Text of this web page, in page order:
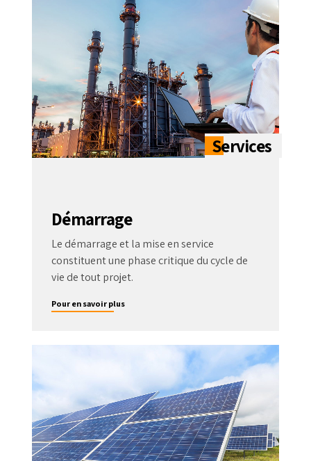
Démarrage
Le démarrage et la mise en service
constituent une phase critique du cycle de
vie de tout projet.
Pour en savoir plus